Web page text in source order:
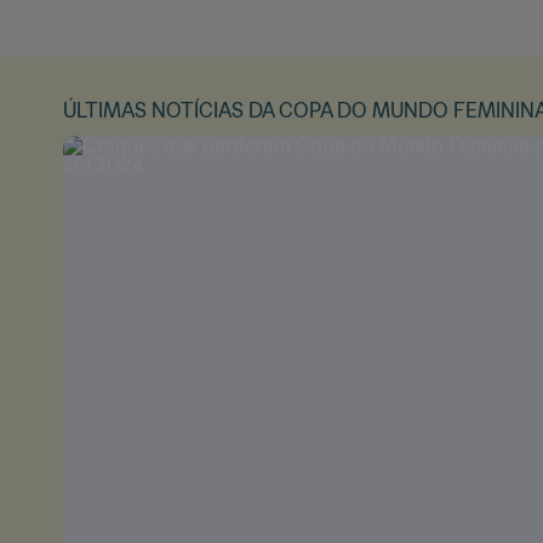
ÚLTIMAS NOTÍCIAS DA COPA DO MUNDO